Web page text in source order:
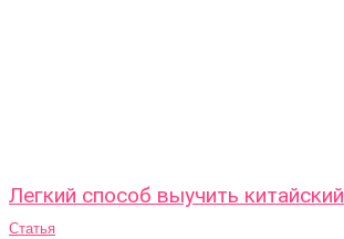
Легкий способ выучить китайский
Статья